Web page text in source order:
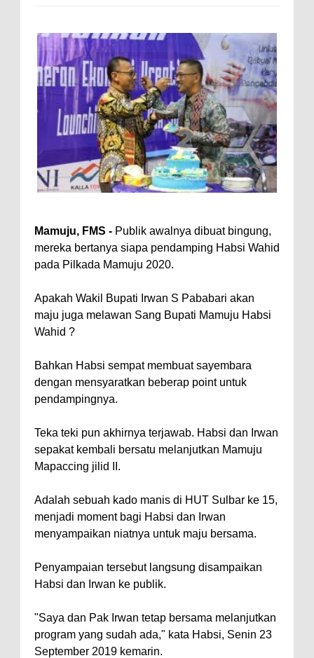
Mamuju, FMS - Publik awalnya dibuat bingung,
mereka bertanya siapa pendamping Habsi Wahid
pada Pilkada Mamuju 2020.
Apakah Wakil Bupati Irwan S Pababari akan
maju juga melawan Sang Bupati Mamuju Habsi
Wahid ?
Bahkan Habsi sempat membuat sayembara
dengan mensyaratkan beberap point untuk
pendampingnya.
Teka teki pun akhirnya terjawab. Habsi dan Irwan
sepakat kembali bersatu melanjutkan Mamuju
Mapaccing jilid II.
Adalah sebuah kado manis di HUT Sulbar ke 15,
menjadi moment bagi Habsi dan Irwan
menyampaikan niatnya untuk maju bersama.
Penyampaian tersebut langsung disampaikan
Habsi dan Irwan ke publik.
"Saya dan Pak Irwan tetap bersama melanjutkan
program yang sudah ada," kata Habsi, Senin 23
September 2019 kemarin.